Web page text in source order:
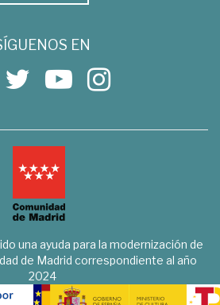
EN
una ayuda para la modernización de
de Madrid correspondiente al año
2024